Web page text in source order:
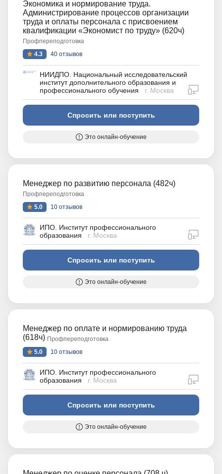
Экономика и нормирование труда.
Администрирование процессов организации
труда и оплаты персонала с присвоением
квалификации «Экономист по труду» (620ч)
Профпереподготовка
4.3
40 отзывов
НИИДПО. Национальный исследовательский
институт дополнительного образования и
профессионального обучения
г. Москва
Спросить или поступить
Это онлайн-обучение
Менеджер по развитию персонала (482ч)
Профпереподготовка
5.0
10 отзывов
ИПО. Институт профессионального
образования
г. Москва
Спросить или поступить
Это онлайн-обучение
Менеджер по оплате и нормированию труда
(618ч) Профпереподготовка
5.0
10 отзывов
ИПО. Институт профессионального
образования
г. Москва
Спросить или поступить
Это онлайн-обучение